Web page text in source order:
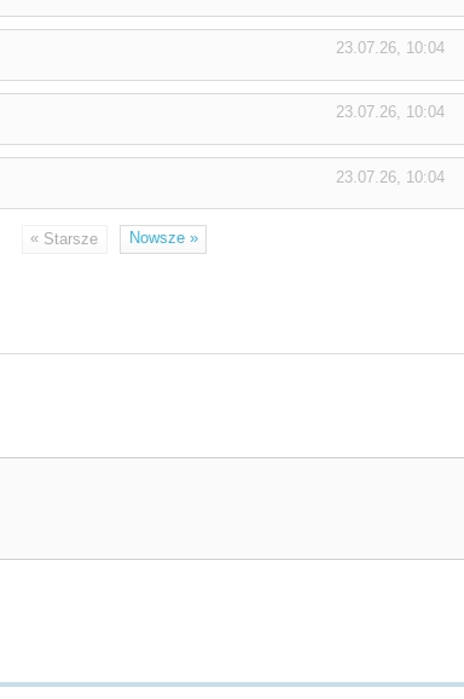
23.07.26, 10:04
23.07.26, 10:04
23.07.26, 10:04
« Starsze Nowsze»